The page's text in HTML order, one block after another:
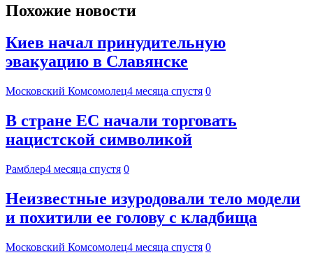
Похожие новости
Киев начал принудительную
эвакуацию в Славянске
Московский Комсомолец4 месяца спустя 0
В стране ЕС начали торговать
нацистской символикой
Рамблер4 месяца спустя 0
Неизвестные изуродовали тело модели
и похитили ее голову с кладбища
Московский Комсомолец4 месяца спустя 0